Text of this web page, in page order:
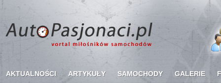
AKTUALNOŚCI ARTYKUŁY SAMOCHODY GALERIE